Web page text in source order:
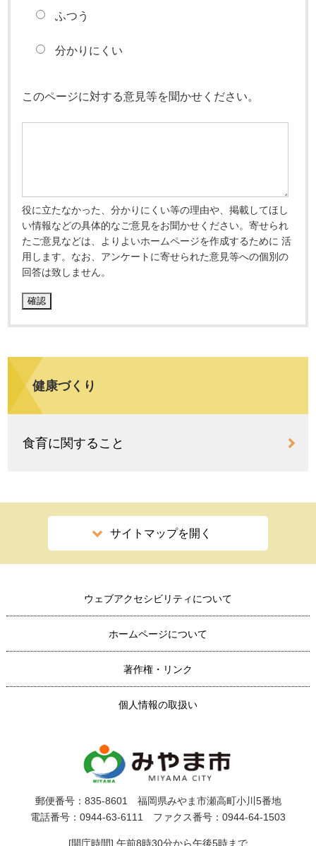
ふつう
分かりにくい
このページに対する意見等を聞かせください。
役に立たなかった、分かりにくい等の理由や、掲載してほし
い情報などの具体的なご意見をお聞かせください。寄せられ
たご意見などは、よりよいホームページを作成するために 活
用します。なお、アンケートに寄せられた意見等への個別の
回答は致しません。
健康づくり
食育に関すること
サイトマップを開く
ウェブアクセシビリティについて
ホームページについて
著作権・リンク
個人情報の取扱い
郵便番号：835-8601 福岡県みやま市瀬高町小川5番地
電話番号：0944-63-6111 ファクス番号：0944-64-1503
[開庁時間] 午前8時30分から午後5時まで